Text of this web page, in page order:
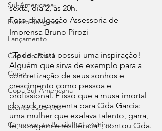
Sul-Americana
Evento Religioso
Lançamento
Copa do Brasil
Curso
Copa Sul-Americana
Evento esportivo
Campeonato Brasileiro Feminino
sexta, dia 2, às 20h.
Foto divulgação Assessoria de
Imprensa Bruno Pirozi
“Todo artista possui uma inspiração!
Alguém que sirva de exemplo para a
concretização de seus sonhos e
crescimento como pessoa e
profissional. É isso que a musa imortal
do rock representa para Cida Garcia:
uma mulher que exalava talento, garra,
fé, coragem e resiliência”, contou Cida.